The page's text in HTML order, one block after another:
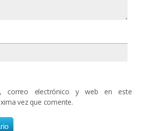
correo electrónico y web en este
vez que comente.